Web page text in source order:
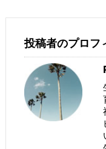
投稿者のプロフ